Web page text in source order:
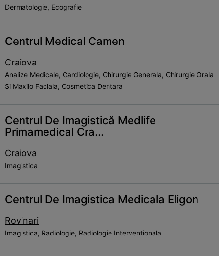
Dermatologie, Ecografie
Centrul Medical Camen
Craiova
Analize Medicale, Cardiologie, Chirurgie Generala, Chirurgie Orala
Si Maxilo Faciala, Cosmetica Dentara
Centrul De Imagistică Medlife
Primamedical Cra...
Craiova
Imagistica
Centrul De Imagistica Medicala Eligon
Rovinari
Imagistica, Radiologie, Radiologie Interventionala